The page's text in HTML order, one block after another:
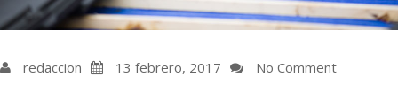
redaccion 13 febrero, 2017 No Comment